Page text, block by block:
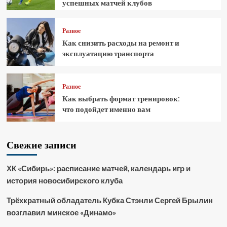
успешных матчей клубов
Разное
Как снизить расходы на ремонт и
эксплуатацию транспорта
Разное
Как выбрать формат тренировок:
что подойдет именно вам
Свежие записи
ХК «Сибирь»: расписание матчей, календарь игр и
история новосибирского клуба
Трёхкратный обладатель Кубка Стэнли Сергей Брылин
возглавил минское «Динамо»